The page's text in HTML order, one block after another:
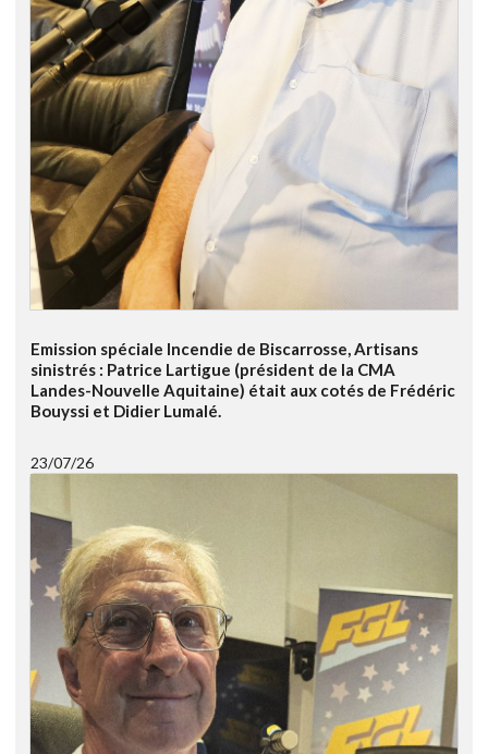
Emission spéciale Incendie de Biscarrosse, Artisans
sinistrés : Patrice Lartigue (président de la CMA
Landes-Nouvelle Aquitaine) était aux cotés de Frédéric
Bouyssi et Didier Lumalé.
23/07/26